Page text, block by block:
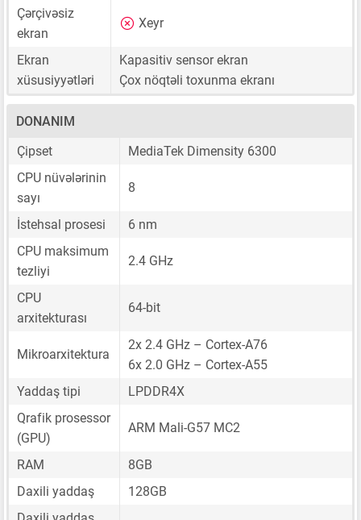
Çərçivəsiz
ekran
Xeyr
Ekran
xüsusiyyətləri
Kapasitiv sensor ekran
Çox nöqtəli toxunma ekranı
DONANIM
Çipset
MediaTek Dimensity 6300
CPU nüvələrinin
sayı
8
İstehsal prosesi
6 nm
CPU maksimum
tezliyi
2.4 GHz
CPU
arxitekturası
64-bit
Mikroarxitektura
2x 2.4 GHz – Cortex-A76
6x 2.0 GHz – Cortex-A55
Yaddaş tipi
LPDDR4X
Qrafik prosessor
(GPU)
ARM Mali-G57 MC2
RAM
8GB
Daxili yaddaş
128GB